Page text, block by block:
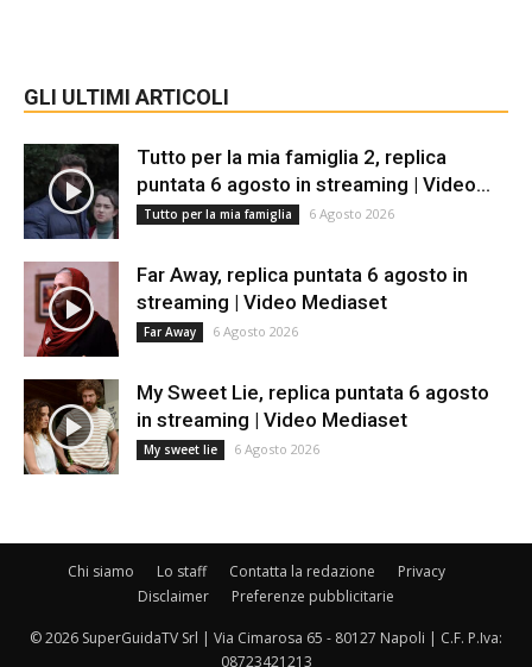
GLI ULTIMI ARTICOLI
Tutto per la mia famiglia 2, replica
puntata 6 agosto in streaming | Video...
Tutto per la mia famiglia 6 Agosto 2026
Far Away, replica puntata 6 agosto in
streaming | Video Mediaset
Far Away 6 Agosto 2026
My Sweet Lie, replica puntata 6 agosto
in streaming | Video Mediaset
My sweet lie 6 Agosto 2026
Chi siamo Lo staff Contatta la redazione
Privacy
Disclaimer
Preferenze pubblicitarie
© 2026 SuperGuidaTV Srl | Via Cimarosa 65 - 80127 Napoli | C.F. P.Iva:
08723421213